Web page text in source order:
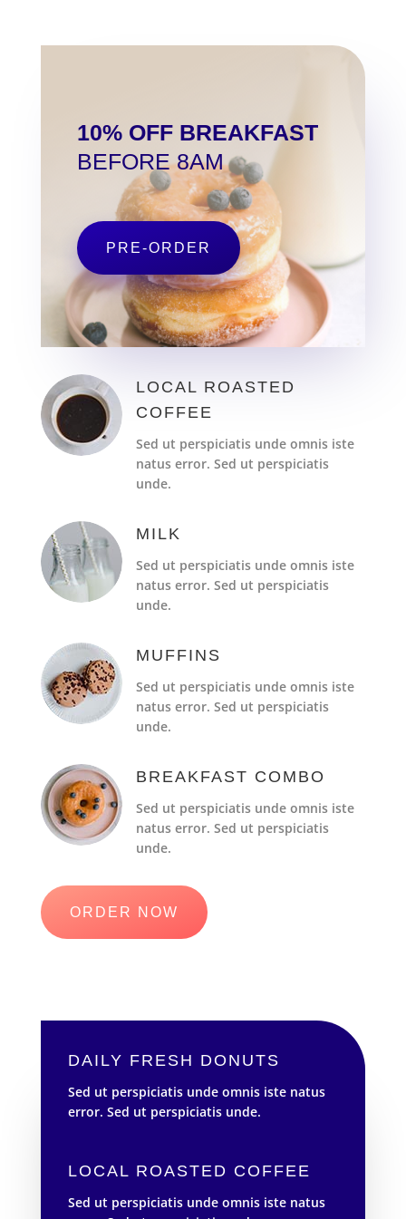
10% OFF BREAKFAST
BEFORE 8AM
PRE-ORDER
LOCAL ROASTED
COFFEE
Sed ut perspiciatis unde omnis iste
natus error. Sed ut perspiciatis
unde.
MILK
Sed ut perspiciatis unde omnis iste
natus error. Sed ut perspiciatis
unde.
MUFFINS
Sed ut perspiciatis unde omnis iste
natus error. Sed ut perspiciatis
unde.
BREAKFAST COMBO
Sed ut perspiciatis unde omnis iste
natus error. Sed ut perspiciatis
unde.
ORDER NOW
DAILY FRESH DONUTS
Sed ut perspiciatis unde omnis iste natus
error. Sed ut perspiciatis unde.
LOCAL ROASTED COFFEE
Sed ut perspiciatis unde omnis iste natus